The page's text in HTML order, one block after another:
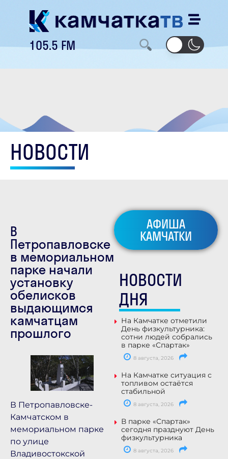
105.5 FM
НОВОСТИ
В
Петропавловске
в мемориальном
парке начали
установку
обелисков
выдающимся
камчатцам
прошлого
В Петропавловске-
Камчатском в
мемориальном парке
по улице
Владивостокской
АФИША
КАМЧАТКИ
НОВОСТИ
ДНЯ
На Камчатке отметили
День физкультурника:
сотни людей собрались
в парке «Спартак»
8 августа, 2026
На Камчатке ситуация с
топливом остаётся
стабильной
8 августа, 2026
В парке «Спартак»
сегодня празднуют День
физкультурника
8 августа, 2026